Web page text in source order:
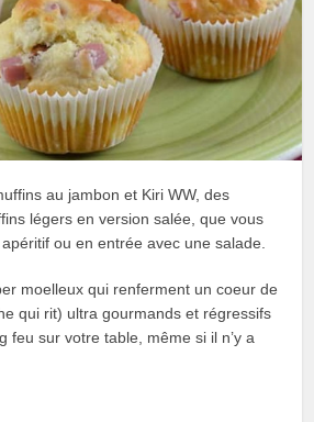
au jambon et Kiri WW, des
légers en version salée, que vous
ou en entrée avec une salade.
moelleux qui renferment un coeur de
qui rit) ultra gourmands et régressifs
feu sur votre table, même si il n’y a